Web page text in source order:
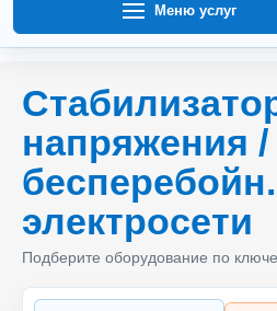
Меню услуг
напряжения /
электросети
Подберите оборудование по